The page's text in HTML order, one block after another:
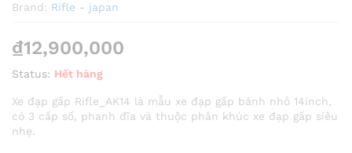
Brand: Rifle - japan
₫12,900,000
Status: Hết hàng
Xe đạp gấp Rifle_AK14 là mẫu xe đạp gấp bánh nhỏ 14inch,
có 3 cấp số, phanh đĩa và thuộc phân khúc xe đạp gấp siêu
nhẹ.